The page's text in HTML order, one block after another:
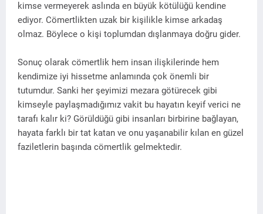
kimse vermeyerek aslında en büyük kötülüğü kendine
ediyor. Cömertlikten uzak bir kişilikle kimse arkadaş
olmaz. Böylece o kişi toplumdan dışlanmaya doğru gider.
Sonuç olarak cömertlik hem insan ilişkilerinde hem
kendimize iyi hissetme anlamında çok önemli bir
tutumdur. Sanki her şeyimizi mezara götürecek gibi
kimseyle paylaşmadığımız vakit bu hayatın keyif verici ne
tarafı kalır ki? Görüldüğü gibi insanları birbirine bağlayan,
hayata farklı bir tat katan ve onu yaşanabilir kılan en güzel
faziletlerin başında cömertlik gelmektedir.